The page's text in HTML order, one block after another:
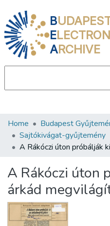
B
E
ARCHIVE
Communities & Collections
All of DSpace
About us
Home Budapest
Sajtókivágat-gyűjtemény
A Rákóczi úton
árkád